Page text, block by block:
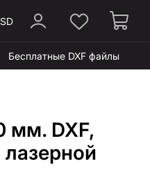
Бесплатные DXF файлы
мм. DXF,